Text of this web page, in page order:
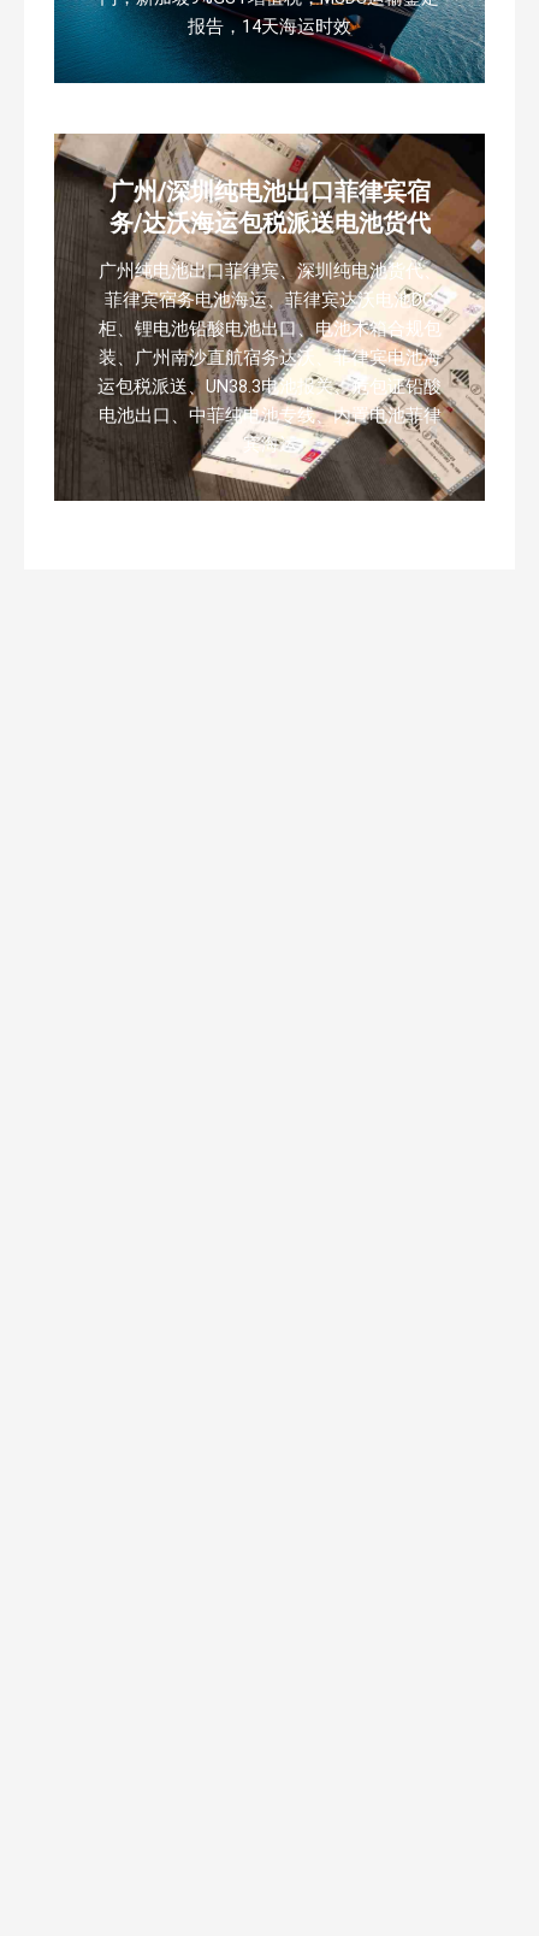
报告，14天海运时效
广州/深圳纯电池出口菲律宾宿
务/达沃海运包税派送电池货代
广州纯电池出口菲律宾、深圳纯电池货代、
菲律宾宿务电池海运、菲律宾达沃电池DG
柜、锂电池铅酸电池出口、电池木箱合规包
装、广州南沙直航宿务达沃、菲律宾电池海
运包税派送、UN38.3电池报关、危包证铅酸
电池出口、中菲纯电池专线、内置电池菲律
宾海运